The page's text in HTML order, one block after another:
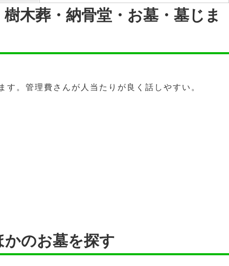
木葬・納骨堂・お墓・墓じま
す。管理費さんが人当たりが良く話しやすい。
かのお墓を探す